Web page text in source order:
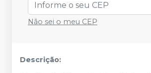
Não sei o meu CEP
Descrição: